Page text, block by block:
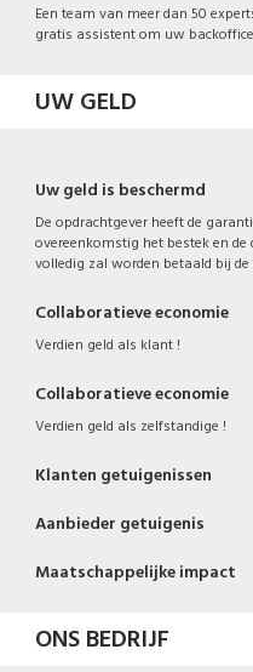
Een team van meer dan 50
gratis assistent om uw
UW GELD
Uw geld is beschermd
De opdrachtgever heeft de
overeenkomstig het bestek en
volledig zal worden betaald bij
Collaboratieve economie
Verdien geld als klant !
Collaboratieve economie
Verdien geld als zelfstandige !
Klanten getuigenissen
Aanbieder getuigenis
Maatschappelijke impact
ONS BEDRIJF